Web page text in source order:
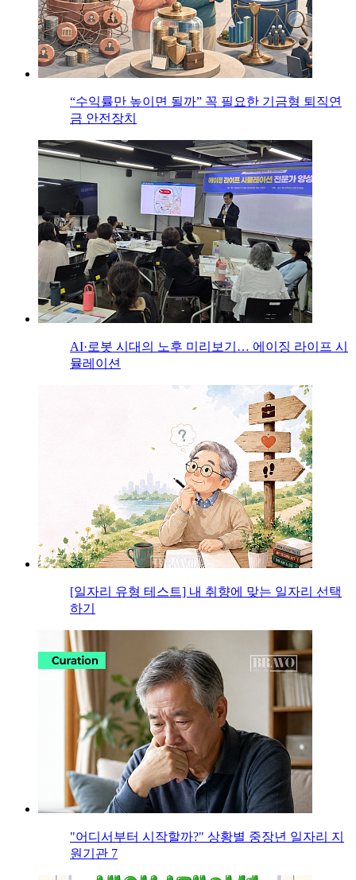
“수익률만 높이면 될까” 꼭 필요한 기금형 퇴직연
금 안전장치
AI·로봇 시대의 노후 미리보기… 에이징 라이프 시
뮬레이션
[일자리 유형 테스트] 내 취향에 맞는 일자리 선택
하기
"어디서부터 시작할까?" 상황별 중장년 일자리 지
원기관 7